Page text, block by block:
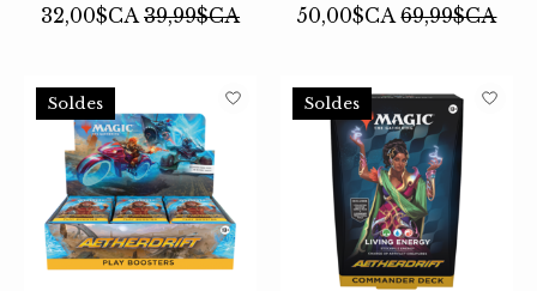
32,00$CA 39,99$CA
50,00$CA 69,99$CA
Soldes Soldes